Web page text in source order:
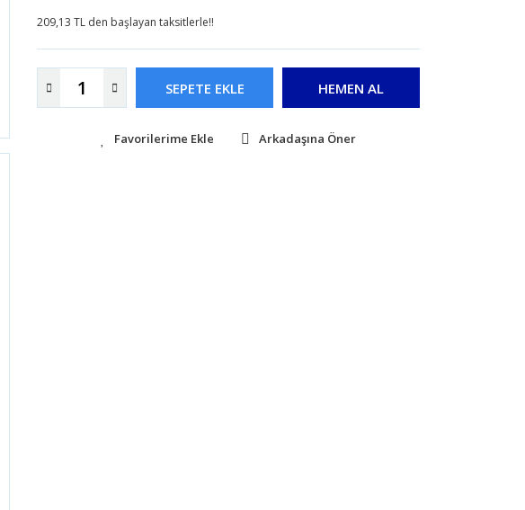
209,13 TL den başlayan taksitlerle!!
SEPETE EKLE HEMEN AL
Arkadaşına Öner